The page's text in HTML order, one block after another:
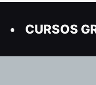
CURSOS